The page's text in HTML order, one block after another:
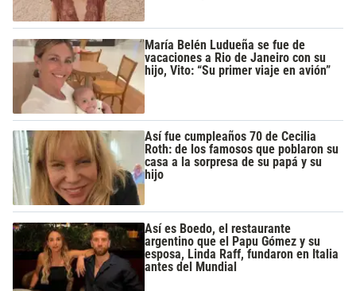
María Belén Ludueña se fue de
vacaciones a Rio de Janeiro con su
hijo, Vito: “Su primer viaje en avión”
Así fue cumpleaños 70 de Cecilia
Roth: de los famosos que poblaron su
casa a la sorpresa de su papá y su
hijo
Así es Boedo, el restaurante
argentino que el Papu Gómez y su
esposa, Linda Raff, fundaron en Italia
antes del Mundial